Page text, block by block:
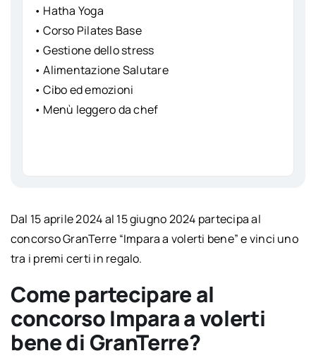
• Hatha Yoga
• Corso Pilates Base
• Gestione dello stress
• Alimentazione Salutare
• Cibo ed emozioni
• Menù leggero da chef
Dal 15 aprile 2024 al 15 giugno 2024 partecipa al
concorso GranTerre “Impara a volerti bene” e vinci uno
tra i premi certi in regalo.
Come partecipare al
concorso Impara a volerti
bene di GranTerre?